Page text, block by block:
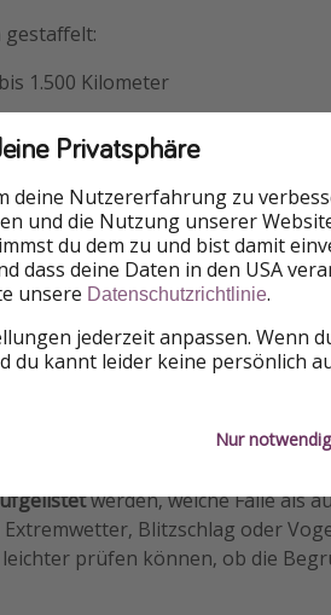
gestaffelt:
1.500 Kilometer
Airline muss die Verspätung
muss sie in der Regel
außergewöhnlichen
Umständen gab
war, ob das
werden, welche Fälle als
Blitzschlag oder
prüfen können, ob die
Privatsphäre
deine Nutzererfahrung zu
und die Nutzung unserer
du dem zu und bist damit
dass deine Daten in den USA
unsere Datenschutzrichtlinie.
jederzeit anpassen. Wenn
du kannt leider keine persönlich
Nur